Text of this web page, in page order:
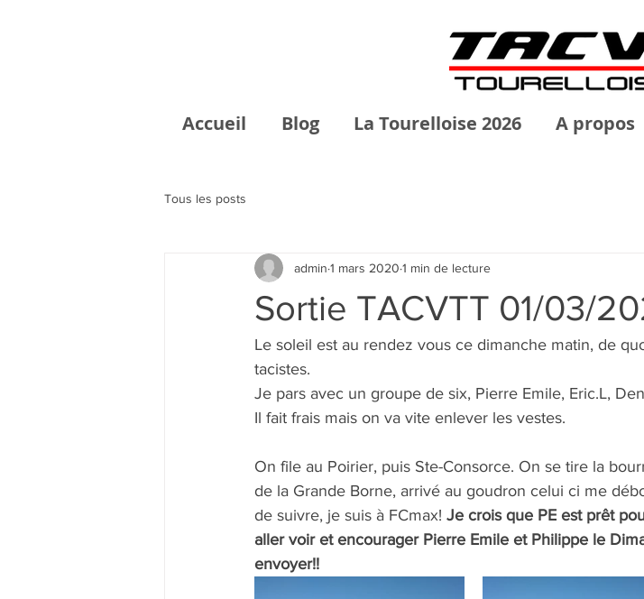
Accueil Blog La Tourelloise 2026 A propos
Tous les posts
Sortie TACVTT 01/03/
admin 1 mars 2020 1 min de lecture
Le soleil est au rendez vous ce dimanche matin, de
tacistes.
Je pars avec un groupe de six, Pierre Emile, Eric.L,
Il fait frais mais on va vite enlever les vestes.
On file au Poirier, puis Ste-Consorce. On se tire la
de la Grande Borne, arrivé au goudron celui ci me
de suivre, je suis à FCmax! Je crois que PE est prêt
aller voir et encourager Pierre Emile et Philippe le
envoyer!!